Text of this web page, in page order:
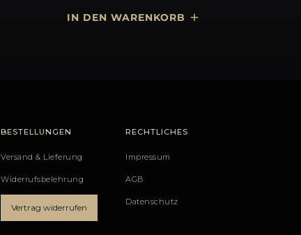
BESTELLUNGEN
Versand & Lieferung
Widerrufsbelehrung
Vertrag widerrufen
RECHTLICHES
Impressum
AGB
Datenschutz